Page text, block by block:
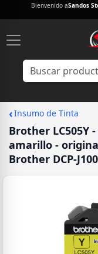
Bienvenido aSandos
‹Insumo de Tinta
Brother LC505Y
amarillo -
Brother DCP-